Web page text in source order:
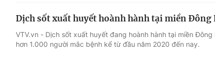
Dịch sốt xuất huyết hoành hành tại miền Đông
VTV.vn - Dịch sốt xuất huyết đang hoành hành tại miền
hơn 1.000 người mắc bệnh kể từ đầu năm 2020 đến nay.